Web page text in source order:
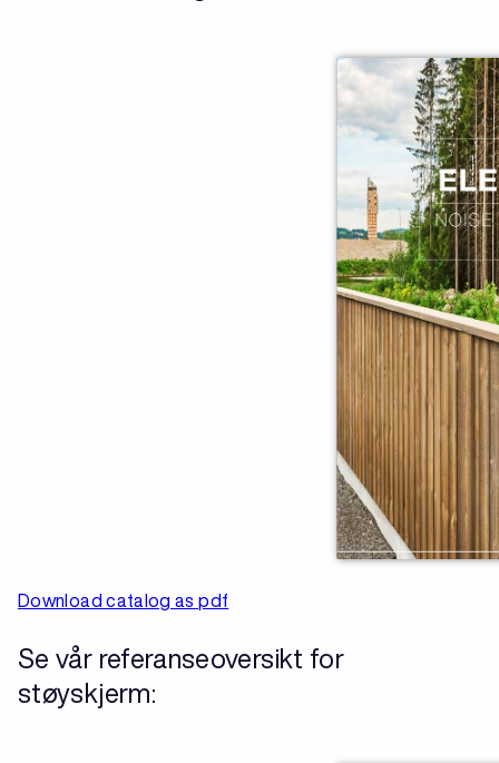
Download catalog as pdf
Se vår referanseoversikt for
støyskjerm: